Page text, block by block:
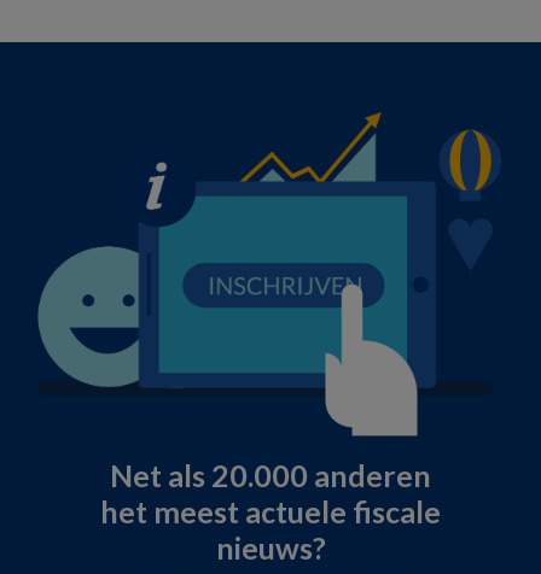
Net als 20.000 anderen
het meest actuele fiscale
nieuws?